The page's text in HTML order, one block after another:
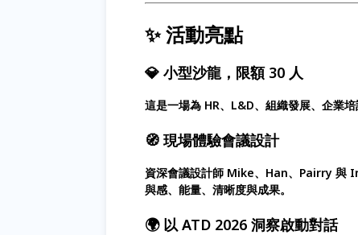
✨ 活動亮點
💎 小型沙龍，限額 30 人
這是一場為 HR、L&D、組織發展、企業
🧭 現場體驗會議設計
資深會議設計師 Mike、Han、Pairry 與
與感、能量、清晰度與成果。
🌍 以 ATD 2026 洞察啟動對話